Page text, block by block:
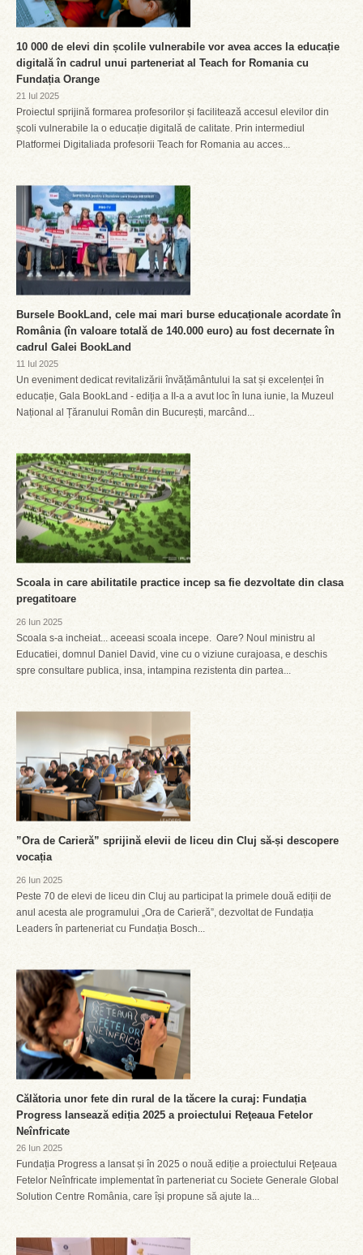
10 000 de elevi din școlile vulnerabile vor avea acces la educație
digitală în cadrul unui parteneriat al Teach for Romania cu
Fundația Orange
21 Iul 2025
Proiectul sprijină formarea profesorilor și facilitează accesul elevilor din
școli vulnerabile la o educație digitală de calitate. Prin intermediul
Platformei Digitaliada profesorii Teach for Romania au acces...
Bursele BookLand, cele mai mari burse educaționale acordate în
România (în valoare totală de 140.000 euro) au fost decernate în
cadrul Galei BookLand
11 Iul 2025
Un eveniment dedicat revitalizării învățământului la sat și excelenței în
educație, Gala BookLand - ediția a II-a a avut loc în luna iunie, la Muzeul
Național al Țăranului Român din București, marcând...
Scoala in care abilitatile practice incep sa fie dezvoltate din clasa
pregatitoare
26 Iun 2025
Scoala s-a incheiat... aceeasi scoala incepe. Oare? Noul ministru al
Educatiei, domnul Daniel David, vine cu o viziune curajoasa, e deschis
spre consultare publica, insa, intampina rezistenta din partea...
”Ora de Carieră” sprijină elevii de liceu din Cluj să-și descopere
vocația
26 Iun 2025
Peste 70 de elevi de liceu din Cluj au participat la primele două ediții de
anul acesta ale programului „Ora de Carieră”, dezvoltat de Fundația
Leaders în parteneriat cu Fundația Bosch...
Călătoria unor fete din rural de la tăcere la curaj: Fundația
Progress lansează ediția 2025 a proiectului Reţeaua Fetelor
Neînfricate
26 Iun 2025
Fundația Progress a lansat și în 2025 o nouă ediție a proiectului Reţeaua
Fetelor Neînfricate implementat în parteneriat cu Societe Generale Global
Solution Centre România, care își propune să ajute la...